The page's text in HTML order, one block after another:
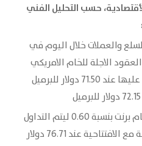
، حسب التحليل الفني
:
والعملات خلال اليوم في
الاجلة للخام الامريكي
بنسبة 0.65 بالمئة ليتم التداول عليها عند 71.50 دولار للبرميل
كما انخفضت العقود الاجلة للخام برنت بنسبة 0.60 ليتم التداول
عليها 76.11 دولار للبرميل مقارنة مع الافتتاحية عند 76.71 دولار